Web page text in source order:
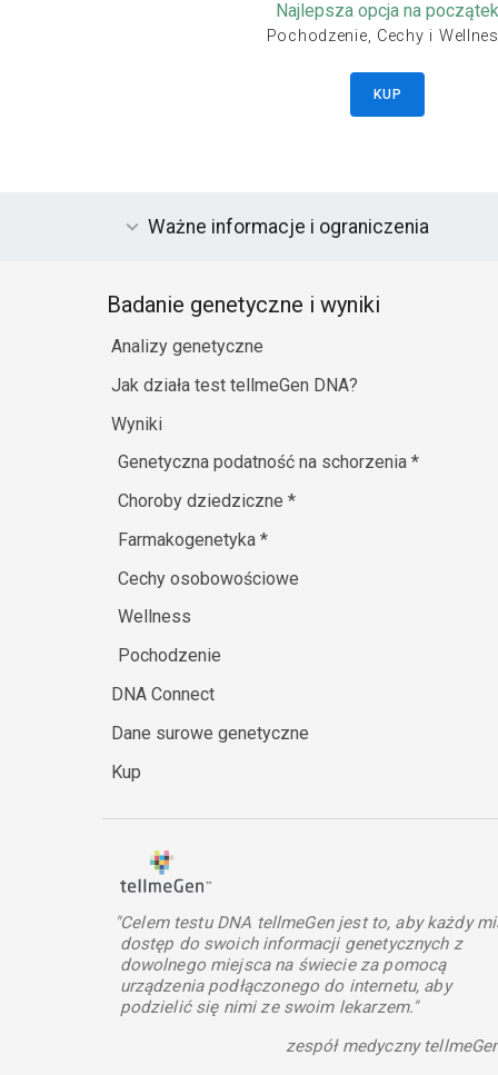
Najlepsza opcja na
Pochodzenie, Cechy i
KUP
Ważne informacje i ograniczenia
Badanie genetyczne i wyniki
Analizy genetyczne
Jak działa test tellmeGen DNA?
Wyniki
Genetyczna podatność na schorzenia *
Choroby dziedziczne *
Farmakogenetyka *
Cechy osobowościowe
Wellness
Pochodzenie
DNA Connect
Dane surowe genetyczne
Kup
"Celem testu DNA tellmeGen jest to, aby każdy
dostęp do swoich informacji genetycznych z
dowolnego miejsca na świecie za pomocą
urządzenia podłączonego do internetu, aby
podzielić się nimi ze swoim lekarzem."
zespół medyczny